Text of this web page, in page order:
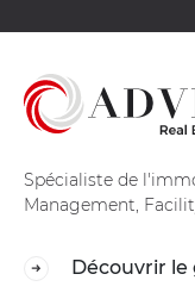
Spécialiste de
Management,
Découvrir le